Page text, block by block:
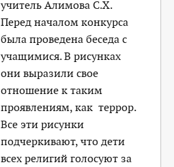
учитель Алимова С.Х.
Перед началом конкурса
была проведена беседа с
учащимися. В рисунках
они выразили свое
отношение к таким
проявлениям, как террор.
Все эти рисунки
подчеркивают, что дети
всех религий голосуют за